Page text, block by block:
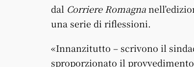
dal Corriere Romagna
una serie di riflessioni.
«Innanzitutto – scrivono il
sproporzionato il